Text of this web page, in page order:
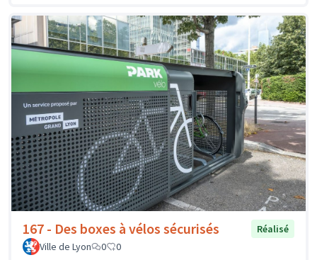
167 - Des boxes à vélos sécurisés
Réalisé
Ville de Lyon
0 0